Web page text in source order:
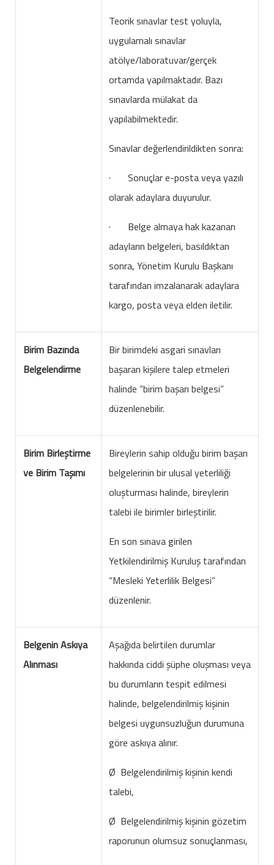
Teorik sınavlar test yoluyla,
uygulamalı sınavlar
atölye/laboratuvar/gerçek
ortamda yapılmaktadır. Bazı
sınavlarda mülakat da
yapılabilmektedir.
Sınavlar değerlendirildikten sonra:
· Sonuçlar e-posta veya yazılı
olarak adaylara duyurulur.
· Belge almaya hak kazanan
adayların belgeleri, basıldıktan
sonra, Yönetim Kurulu Başkanı
tarafından imzalanarak adaylara
kargo, posta veya elden iletilir.
Birim Bazında
Belgelendirme
Bir birimdeki asgari sınavları
başaran kişilere talep etmeleri
halinde “birim başarı belgesi”
düzenlenebilir.
Birim Birleştirme
ve Birim Taşımı
Bireylerin sahip olduğu birim başarı
belgelerinin bir ulusal yeterliliği
oluşturması halinde, bireylerin
talebi ile birimler birleştirilir.
En son sınava girilen
Yetkilendirilmiş Kuruluş tarafından
“Mesleki Yeterlilik Belgesi”
düzenlenir.
Belgenin Askıya
Alınması
Aşağıda belirtilen durumlar
hakkında ciddi şüphe oluşması veya
bu durumların tespit edilmesi
halinde, belgelendirilmiş kişinin
belgesi uygunsuzluğun durumuna
göre askıya alınır.
Ø Belgelendirilmiş kişinin kendi
talebi,
Ø Belgelendirilmiş kişinin gözetim
raporunun olumsuz sonuçlanması,